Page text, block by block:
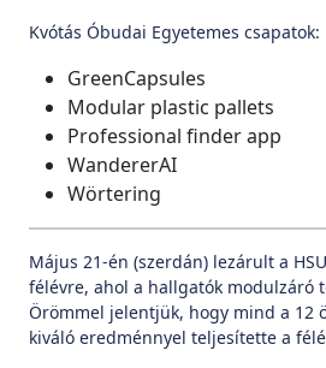
Kvótás Óbudai Egyetemes csapatok:
GreenCapsules
Modular plastic pallets
Professional finder app
WandererAI
Wörtering
Május 21-én (szerdán) lezárult a
félévre, ahol a hallgatók modulzáró
Örömmel jelentjük, hogy mind a 12
kiváló eredménnyel teljesítette a